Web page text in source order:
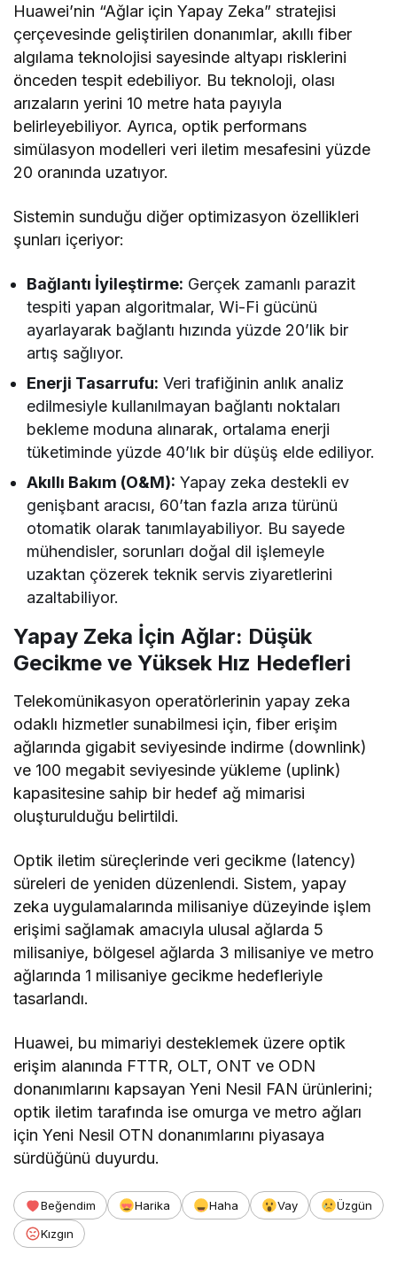
Huawei’nin “Ağlar için Yapay Zeka” stratejisi
çerçevesinde geliştirilen donanımlar, akıllı fiber
algılama teknolojisi sayesinde altyapı risklerini
önceden tespit edebiliyor. Bu teknoloji, olası
arızaların yerini 10 metre hata payıyla
belirleyebiliyor. Ayrıca, optik performans
simülasyon modelleri veri iletim mesafesini yüzde
20 oranında uzatıyor.
Sistemin sunduğu diğer optimizasyon özellikleri
şunları içeriyor:
Bağlantı İyileştirme: Gerçek zamanlı parazit
tespiti yapan algoritmalar, Wi-Fi gücünü
ayarlayarak bağlantı hızında yüzde 20’lik bir
artış sağlıyor.
Enerji Tasarrufu: Veri trafiğinin anlık analiz
edilmesiyle kullanılmayan bağlantı noktaları
bekleme moduna alınarak, ortalama enerji
tüketiminde yüzde 40’lık bir düşüş elde ediliyor.
Akıllı Bakım (O&M): Yapay zeka destekli ev
genişbant aracısı, 60’tan fazla arıza türünü
otomatik olarak tanımlayabiliyor. Bu sayede
mühendisler, sorunları doğal dil işlemeyle
uzaktan çözerek teknik servis ziyaretlerini
azaltabiliyor.
Yapay Zeka İçin Ağlar: Düşük
Gecikme ve Yüksek Hız Hedefleri
Telekomünikasyon operatörlerinin yapay zeka
odaklı hizmetler sunabilmesi için, fiber erişim
ağlarında gigabit seviyesinde indirme (downlink)
ve 100 megabit seviyesinde yükleme (uplink)
kapasitesine sahip bir hedef ağ mimarisi
oluşturulduğu belirtildi.
Optik iletim süreçlerinde veri gecikme (latency)
süreleri de yeniden düzenlendi. Sistem, yapay
zeka uygulamalarında milisaniye düzeyinde işlem
erişimi sağlamak amacıyla ulusal ağlarda 5
milisaniye, bölgesel ağlarda 3 milisaniye ve metro
ağlarında 1 milisaniye gecikme hedefleriyle
tasarlandı.
Huawei, bu mimariyi desteklemek üzere optik
erişim alanında FTTR, OLT, ONT ve ODN
donanımlarını kapsayan Yeni Nesil FAN ürünlerini;
optik iletim tarafında ise omurga ve metro ağları
için Yeni Nesil OTN donanımlarını piyasaya
sürdüğünü duyurdu.
Beğendim Harika Haha Vay
Üzgün
Kızgın